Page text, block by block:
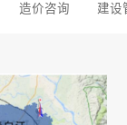
造价咨询 建设